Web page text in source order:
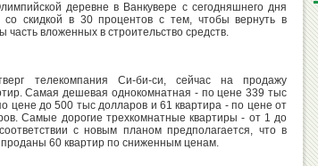
деревне в Ванкувере с сегодняшнего дня
со скидкой в 30 процентов с тем, чтобы вернуть в
часть вложенных в строительство средств.
телекомпания Си-би-си, сейчас на продажу
Самая дешевая однокомнатная - по цене 339 тыс
цене до 500 тыс долларов и 61 квартира - по цене от
Самые дорогие трехкомнатные квартиры - от 1 до
с новым планом предполагается, что в
60 квартир по сниженным ценам.